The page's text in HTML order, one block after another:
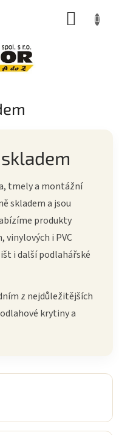
tmely a montážní
skladem a jsou
produkty
vinylových i PVC
i další podlahářské
z nejdůležitějších
krytiny a